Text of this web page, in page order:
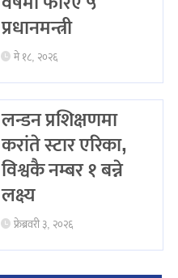
प्रधानमन्त्री
मे १८, २०२६
लन्डन प्रशिक्षणमा
करांते स्टार एरिका,
विश्वकै नम्बर १ बन्ने
लक्ष्य
फ्रेब्रवरी ३, २०२६